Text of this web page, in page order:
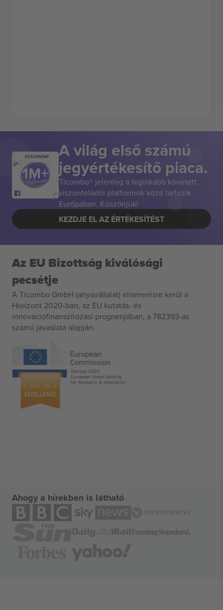
KÖSZÖNÖM! A világ első számú
jegyértékesítő piaca.
Ticombo® jelenleg a leginkább követett
viszonteladói platformok közé tartozik
Európában. Köszönjük!
KEZDJE EL AZ ÉRTÉKESÍTÉST
Az EU Bizottság kiválósági
pecsétje
A Ticombo GmbH (anyavállalat) elismerésre kerül a
Horizont 2020-ban, az EU kutatás- és
innovációfinanszírozási programjában, a 782393-as
számú javaslata alapján.
Ahogy a hírekben is látható